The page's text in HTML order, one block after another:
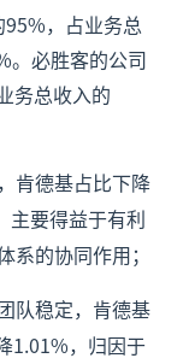
，占业务总
必胜客的公司
务总收入的
肯德基占比下降
主要得益于有利
的协同作用；
队稳定，肯德基
1.01%，归因于